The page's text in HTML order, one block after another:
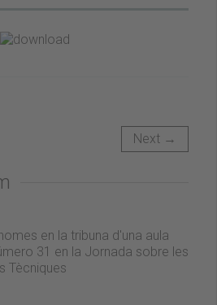
Next →
en la tribuna d'una aula
31 en la Jornada sobre les
Tècniques